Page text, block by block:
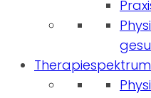
Therapiespektrum